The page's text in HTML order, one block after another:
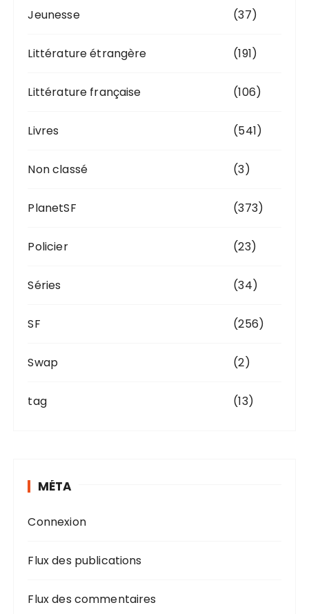
Jeunesse (37)
Littérature étrangère (191)
Littérature française (106)
Livres (541)
Non classé (3)
PlanetSF (373)
Policier (23)
Séries (34)
SF (256)
Swap (2)
tag (13)
MÉTA
Connexion
Flux des publications
Flux des commentaires